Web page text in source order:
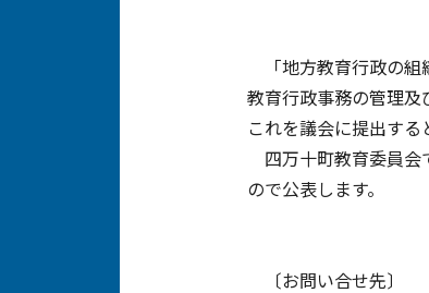
「地方教育行政の組
教育行政事務の管理及
これを議会に提出する
四万十町教育委員会
ので公表します。
〔お問い合せ先〕